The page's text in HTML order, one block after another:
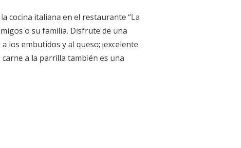
cocina italiana en el restaurante “La
o su familia. Disfrute de una
los embutidos y al queso; ¡excelente
a la parrilla también es una